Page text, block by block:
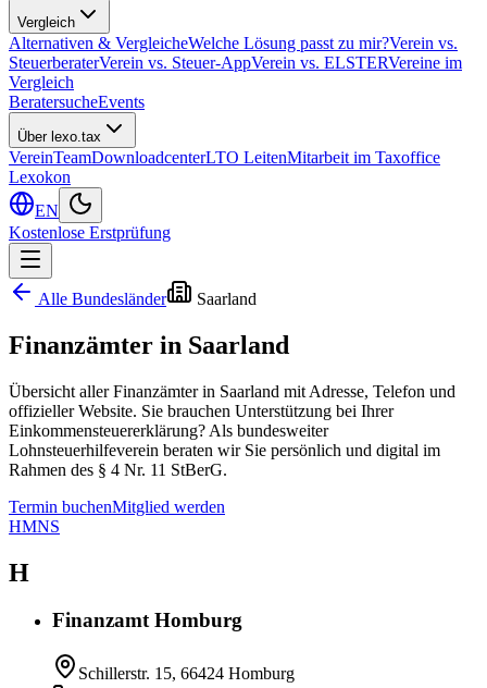
Vergleich
Alternativen & VergleicheWelche Lösung passt zu mir?Verein vs.
SteuerberaterVerein vs. Steuer-AppVerein vs. ELSTERVereine im
Vergleich
BeratersucheEvents
Über lexo.tax
VereinTeamDownloadcenterLTO LeitenMitarbeit im Taxoffice
Lexokon
EN
Kostenlose Erstprüfung
Alle Bundesländer Saarland
Finanzämter in Saarland
Übersicht aller Finanzämter in Saarland mit Adresse, Telefon und
offizieller Website. Sie brauchen Unterstützung bei Ihrer
Einkommensteuererklärung? Als bundesweiter
Lohnsteuerhilfeverein beraten wir Sie persönlich und digital im
Rahmen des § 4 Nr. 11 StBerG.
Termin buchenMitglied werden
HMNS
H
Finanzamt Homburg
Schillerstr. 15, 66424 Homburg